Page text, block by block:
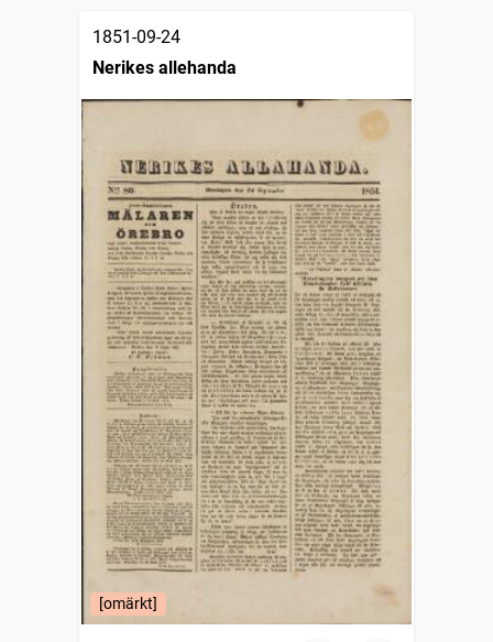
1851-09-24
Nerikes allehanda
[omärkt]